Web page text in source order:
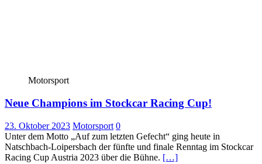
Motorsport
Neue Champions im Stockcar Racing Cup!
23. Oktober 2023 Motorsport 0
Unter dem Motto „Auf zum letzten Gefecht“ ging heute in
Natschbach-Loipersbach der fünfte und finale Renntag im Stockcar
Racing Cup Austria 2023 über die Bühne. […]